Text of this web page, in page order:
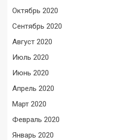
Октябрь 2020
Сентябрь 2020
Август 2020
Июль 2020
Июнь 2020
Апрель 2020
Март 2020
Февраль 2020
Январь 2020